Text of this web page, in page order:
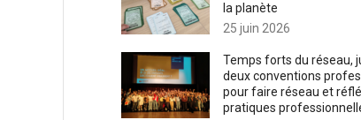
la planète
25 juin 2026
Temps forts du réseau,
deux conventions
pour faire réseau et
pratiques